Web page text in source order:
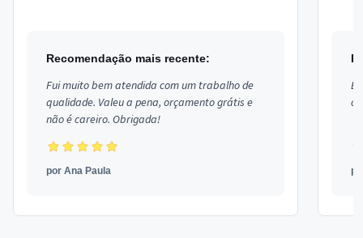
Recomendação mais recente:
Fui muito bem atendida com um trabalho de
qualidade. Valeu a pena, orçamento grátis e
não é careiro. Obrigada!
por Ana Paula